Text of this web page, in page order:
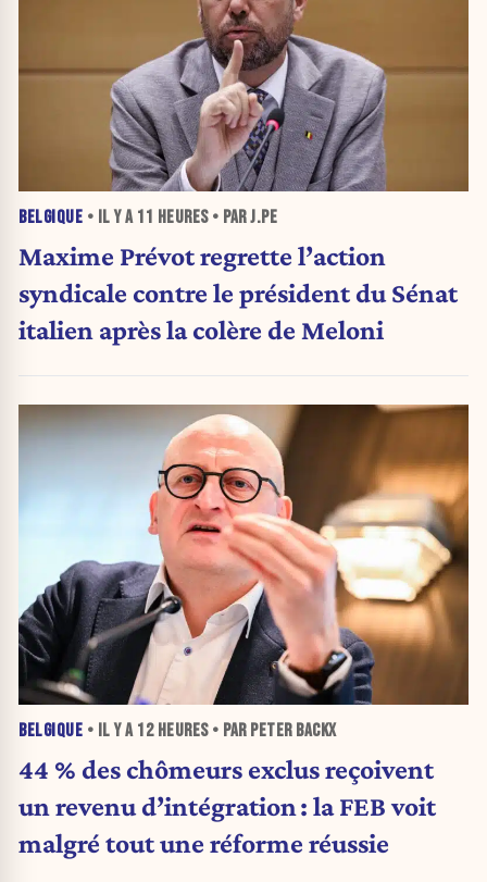
BELGIQUE • IL Y A 11 HEURES• PAR J.PE
Maxime Prévot regrette l’action
syndicale contre le président du Sénat
italien après la colère de Meloni
BELGIQUE • IL Y A 12 HEURES• PAR PETER BACKX
44 % des chômeurs exclus reçoivent
un revenu d’intégration : la FEB voit
malgré tout une réforme réussie